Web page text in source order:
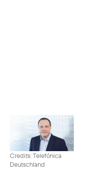
Credits: Telefónica
Deutschland